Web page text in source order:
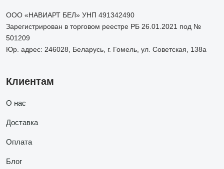
ООО «НАВИАРТ БЕЛ» УНП 491342490
Зарегистрирован в торговом реестре РБ 26.01.2021 под №
501209
Юр. адрес: 246028, Беларусь, г. Гомель, ул. Советская, 138а
Клиентам
О нас
Доставка
Оплата
Блог